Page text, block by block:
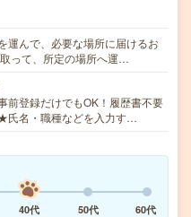
運んで、必要な場所に届けるお
って、所定の場所へ運…
登録だけでもOK！履歴書不要
氏名・職種などを入力す…
40代 50代 60代